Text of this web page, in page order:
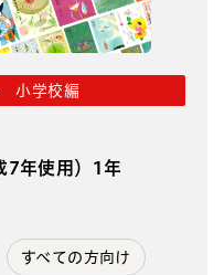
小学校編
7年使用）1年
すべての方向け